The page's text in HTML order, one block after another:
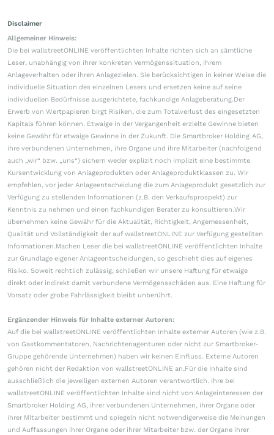
Disclaimer
Allgemeiner Hinweis:
Die bei wallstreetONLINE veröffentlichten Inhalte richten sich an sämtliche
Leser, unabhängig von ihrer konkreten Vermögenssituation, ihrem
Anlageverhalten oder ihren Anlagezielen. Sie berücksichtigen in keiner Weise die
individuelle Situation des einzelnen Lesers und ersetzen keine auf seine
individuellen Bedürfnisse ausgerichtete, fachkundige Anlageberatung.Der
Erwerb von Wertpapieren birgt Risiken, die zum Totalverlust des eingesetzten
Kapitals führen können. Etwaige in der Vergangenheit erzielte Gewinne bieten
keine Gewähr für etwaige Gewinne in der Zukunft. Die Smartbroker Holding AG,
ihre verbundenen Unternehmen, ihre Organe und ihre Mitarbeiter (nachfolgend
auch „wir“ bzw. „uns“) sichern weder explizit noch implizit eine bestimmte
Kursentwicklung von Anlageprodukten oder Anlageproduktklassen zu. Wir
empfehlen, vor jeder Anlageentscheidung die zum Anlageprodukt gesetzlich zur
Verfügung zu stellenden Informationen (z.B. den Verkaufsprospekt) zur
Kenntnis zu nehmen und einen fachkundigen Berater zu konsultieren.Wir
übernehmen keine Gewähr für die Aktualität, Richtigkeit, Angemessenheit,
Qualität und Vollständigkeit der auf wallstreetONLINE zur Verfügung gestellten
Informationen.Machen Leser die bei wallstreetONLINE veröffentlichten Inhalte
zur Grundlage eigener Anlageentscheidungen, so geschieht dies auf eigenes
Risiko. Soweit rechtlich zulässig, schließen wir unsere Haftung für etwaige
direkt oder indirekt damit verbundene Vermögensschäden aus. Eine Haftung für
Vorsatz oder grobe Fahrlässigkeit bleibt unberührt.
Ergänzender Hinweis für Inhalte externer Autoren:
Auf die bei wallstreetONLINE veröffentlichten Inhalte externer Autoren (wie z.B.
von Gastkommentatoren, Nachrichtenagenturen oder nicht zur Smartbroker-
Gruppe gehörende Unternehmen) haben wir keinen Einfluss. Externe Autoren
gehören nicht der Redaktion von wallstreetONLINE an.Für die Inhalte sind
ausschließlich die jeweiligen externen Autoren verantwortlich. Ihre bei
wallstreetONLINE veröffentlichten Inhalte sind nicht von Anlageinteressen der
Smartbroker Holding AG, ihrer verbundenen Unternehmen, ihrer Organe oder
ihrer Mitarbeiter bestimmt und spiegeln nicht notwendigerweise die Meinungen
und Auffassungen ihrer Organe oder ihrer Mitarbeiter bzw. der Organe ihrer